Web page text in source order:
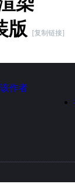
版
[复制链接]
作者